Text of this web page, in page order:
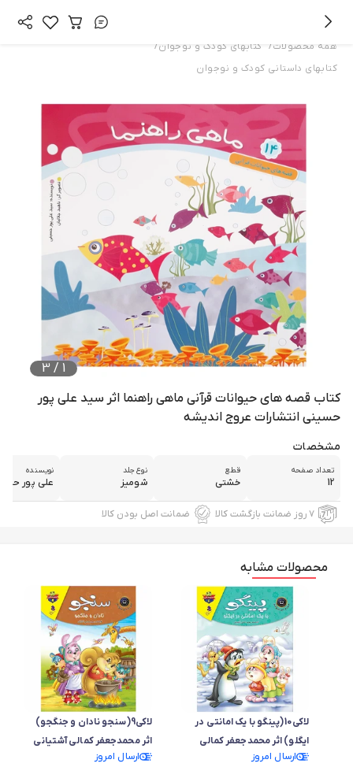
همه محصولات/ کتابهای کودک و نوجوان/
کتابهای داستانی کودک و نوجوان
1
/
3
کتاب قصه های حیوانات قرآنی ماهی راهنما اثر سید علی پور
حسینی انتشارات عروج اندیشه
مشخصات
تعداد صفحه
12
قطع
خشتی
نوع جلد
شومیز
نویسنده
علی پور
۷ روز ضمانت بازگشت کالا ضمانت اصل بودن کالا
محصولات مشابه
لاکی10(پینگو با یک امانتی در
ایگلو) اثر محمدجعفر کمالی
آشتیانی
ارسال امروز
لاکی9(سنجو نادان و جنگجو)
اثر محمدجعفر کمالی آشتیانی
ارسال امروز